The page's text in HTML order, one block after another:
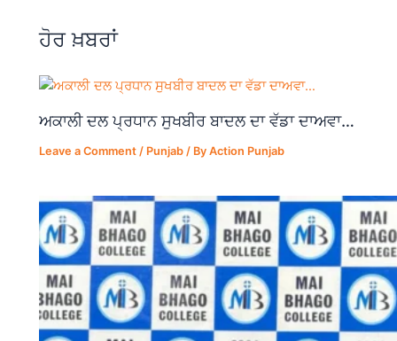
o
o
k
p
p
ਹੋਰ ਖ਼ਬਰਾਂ
ਅਕਾਲੀ ਦਲ ਪ੍ਰਧਾਨ ਸੁਖਬੀਰ ਬਾਦਲ ਦਾ ਵੱਡਾ ਦਾਅਵਾ…
Leave a Comment / Punjab / ByAction Punjab